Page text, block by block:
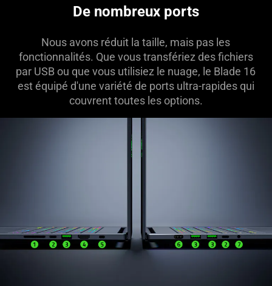
De nombreux ports
Nous avons réduit la taille, mais pas les
fonctionnalités. Que vous transfériez des fichiers
par USB ou que vous utilisiez le nuage, le Blade 16
est équipé d'une variété de ports ultra-rapides qui
couvrent toutes les options.